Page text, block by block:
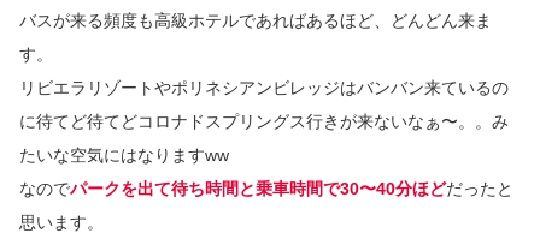
バスが来る頻度も高級ホテルであればあるほど、どんどん来ま
す。
リビエラリゾートやポリネシアンビレッジはバンバン来ているの
に待てど待てどコロナドスプリングス行きが来ないなぁ〜。。み
たいな空気にはなりますww
なのでパークを出て待ち時間と乗車時間で30〜40分ほどだったと
思います。